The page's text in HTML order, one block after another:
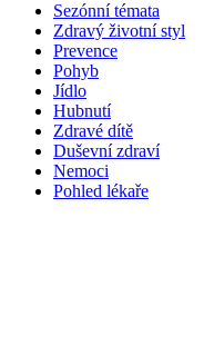
Sezónní témata
Zdravý životní styl
Prevence
Pohyb
Jídlo
Hubnutí
Zdravé dítě
Duševní zdraví
Nemoci
Pohled lékaře